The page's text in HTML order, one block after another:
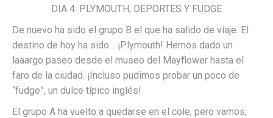
DIA 4: PLYMOUTH, DEPORTES Y FUDGE
De nuevo ha sido el grupo B el que ha salido de viaje. El
destino de hoy ha sido… ¡Plymouth! Hemos dado un
laaargo paseo desde el museo del Mayflower hasta el
faro de la ciudad. ¡Incluso pudimos probar un poco de
“fudge”, un dulce típico inglés!
El grupo A ha vuelto a quedarse en el cole, pero vamos,